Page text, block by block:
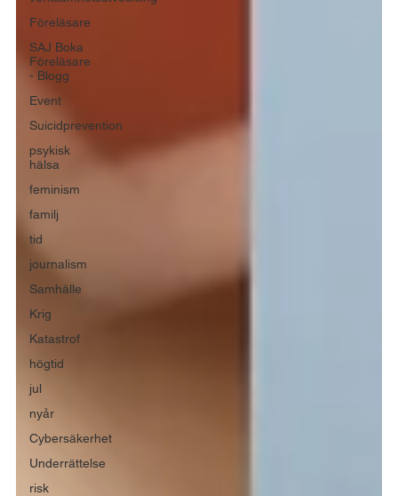
Föreläsare
SAJ Boka
Föreläsare
- Blogg
Event
Suicidprevention
psykisk
hälsa
feminism
familj
tid
journalism
Samhälle
Krig
Katastrof
högtid
jul
nyår
Cybersäkerhet
Underrättelse
risk